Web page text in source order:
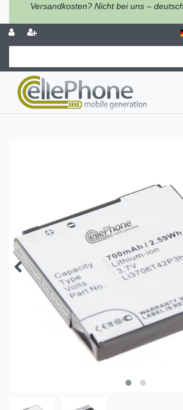
Versandkosten? Nicht bei uns –